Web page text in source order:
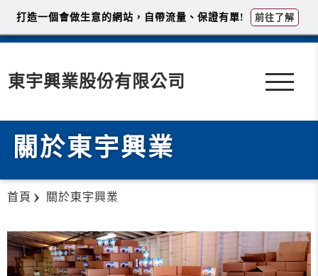
東宇興業股份有限公司
關於東宇興業
首頁 關於東宇興業
打造一個會做生意的網站，自帶流量、保證有單! 前往了解